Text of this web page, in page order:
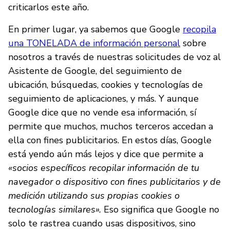
criticarlos este año.
En primer lugar, ya sabemos que Google recopila
una TONELADA de información personal sobre
nosotros a través de nuestras solicitudes de voz al
Asistente de Google, del seguimiento de
ubicación, búsquedas, cookies y tecnologías de
seguimiento de aplicaciones, y más. Y aunque
Google dice que no vende esa información, sí
permite que muchos, muchos terceros accedan a
ella con fines publicitarios. En estos días, Google
está yendo aún más lejos y dice que permite a
«socios específicos recopilar información de tu
navegador o dispositivo con fines publicitarios y de
medición utilizando sus propias cookies o
tecnologías similares». Eso significa que Google no
solo te rastrea cuando usas dispositivos, sino